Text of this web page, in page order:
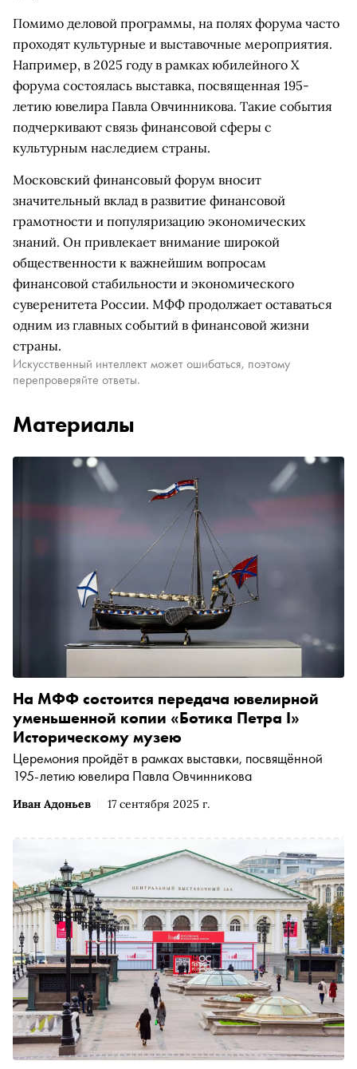
Помимо деловой программы, на полях форума часто
проходят культурные и выставочные мероприятия.
Например, в 2025 году в рамках юбилейного X
форума состоялась выставка, посвященная 195-
летию ювелира Павла Овчинникова. Такие события
подчеркивают связь финансовой сферы с
культурным наследием страны.
Московский финансовый форум вносит
значительный вклад в развитие финансовой
грамотности и популяризацию экономических
знаний. Он привлекает внимание широкой
общественности к важнейшим вопросам
финансовой стабильности и экономического
суверенитета России. МФФ продолжает оставаться
одним из главных событий в финансовой жизни
страны.
Искусственный интеллект может ошибаться, поэтому
перепроверяйте ответы.
Материалы
Иван Адоньев 17 сентября 2025 г.
На МФФ состоится передача ювелирной
уменьшенной копии «Ботика Петра I»
Историческому музею
Церемония пройдёт в рамках выставки, посвящённой
195-летию ювелира Павла Овчинникова